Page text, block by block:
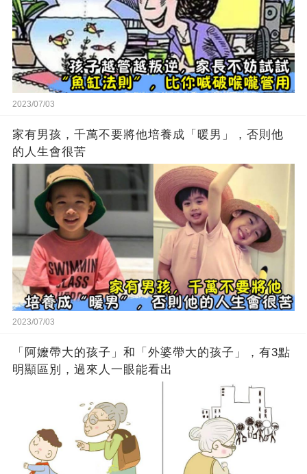
2023/07/03
家有男孩，千萬不要將他培養成「暖男」，否則他
的人生會很苦
2023/07/03
「阿嬤帶大的孩子」和「外婆帶大的孩子」，有3點
明顯區別，過來人一眼能看出